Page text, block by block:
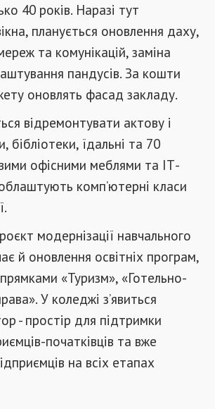
40 років. Наразі тут
планується оновлення даху,
та комунікацій, заміна
пандусів. За кошти
оновлять фасад закладу.
відремонтувати актову і
бібліотеки, їдальні та 70
офісними меблями та ІТ-
комп’ютерні класи
модернізації навчального
й оновлення освітніх програм,
«Туризм», «Готельно-
У коледжі з’явиться
- простір для підтримки
початківців та вже
на всіх етапах